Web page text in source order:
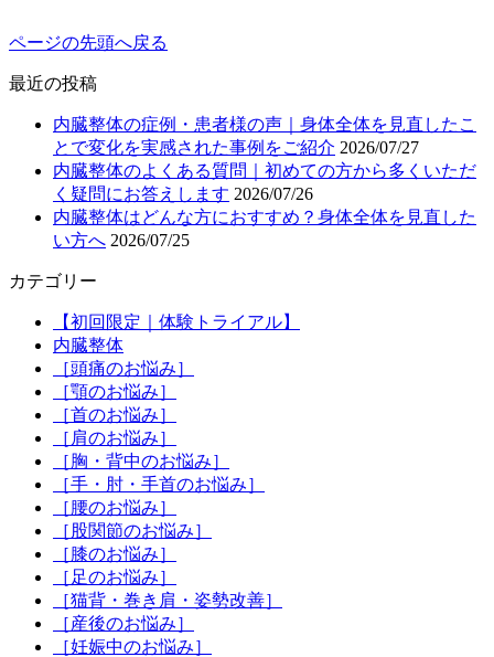
ページの先頭へ戻る
最近の投稿
内臓整体の症例・患者様の声｜身体全体を見直したこ
とで変化を実感された事例をご紹介 2026/07/27
内臓整体のよくある質問｜初めての方から多くいただ
く疑問にお答えします 2026/07/26
内臓整体はどんな方におすすめ？身体全体を見直した
い方へ 2026/07/25
カテゴリー
【初回限定｜体験トライアル】
内臓整体
［頭痛のお悩み］
［顎のお悩み］
［首のお悩み］
［肩のお悩み］
［胸・背中のお悩み］
［手・肘・手首のお悩み］
［腰のお悩み］
［股関節のお悩み］
［膝のお悩み］
［足のお悩み］
［猫背・巻き肩・姿勢改善］
［産後のお悩み］
［妊娠中のお悩み］